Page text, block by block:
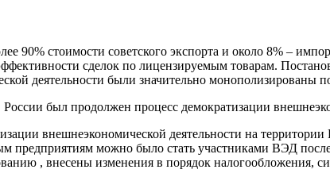
90% стоимости советского экспорта и около 8% –
сделок по лицензируемым товарам.
деятельности были значительно
был продолжен процесс демократизации
внешнеэкономической деятельности на
предприятиям можно было стать участниками ВЭД
, внесены изменения в порядок налогообложения,